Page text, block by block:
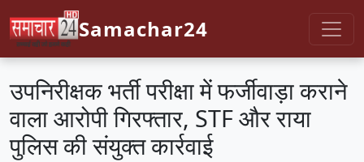
Samachar24
उपनिरीक्षक भर्ती परीक्षा में फर्जीवाड़ा कराने
वाला आरोपी गिरफ्तार, STF और राया
पुलिस की संयुक्त कार्रवाई